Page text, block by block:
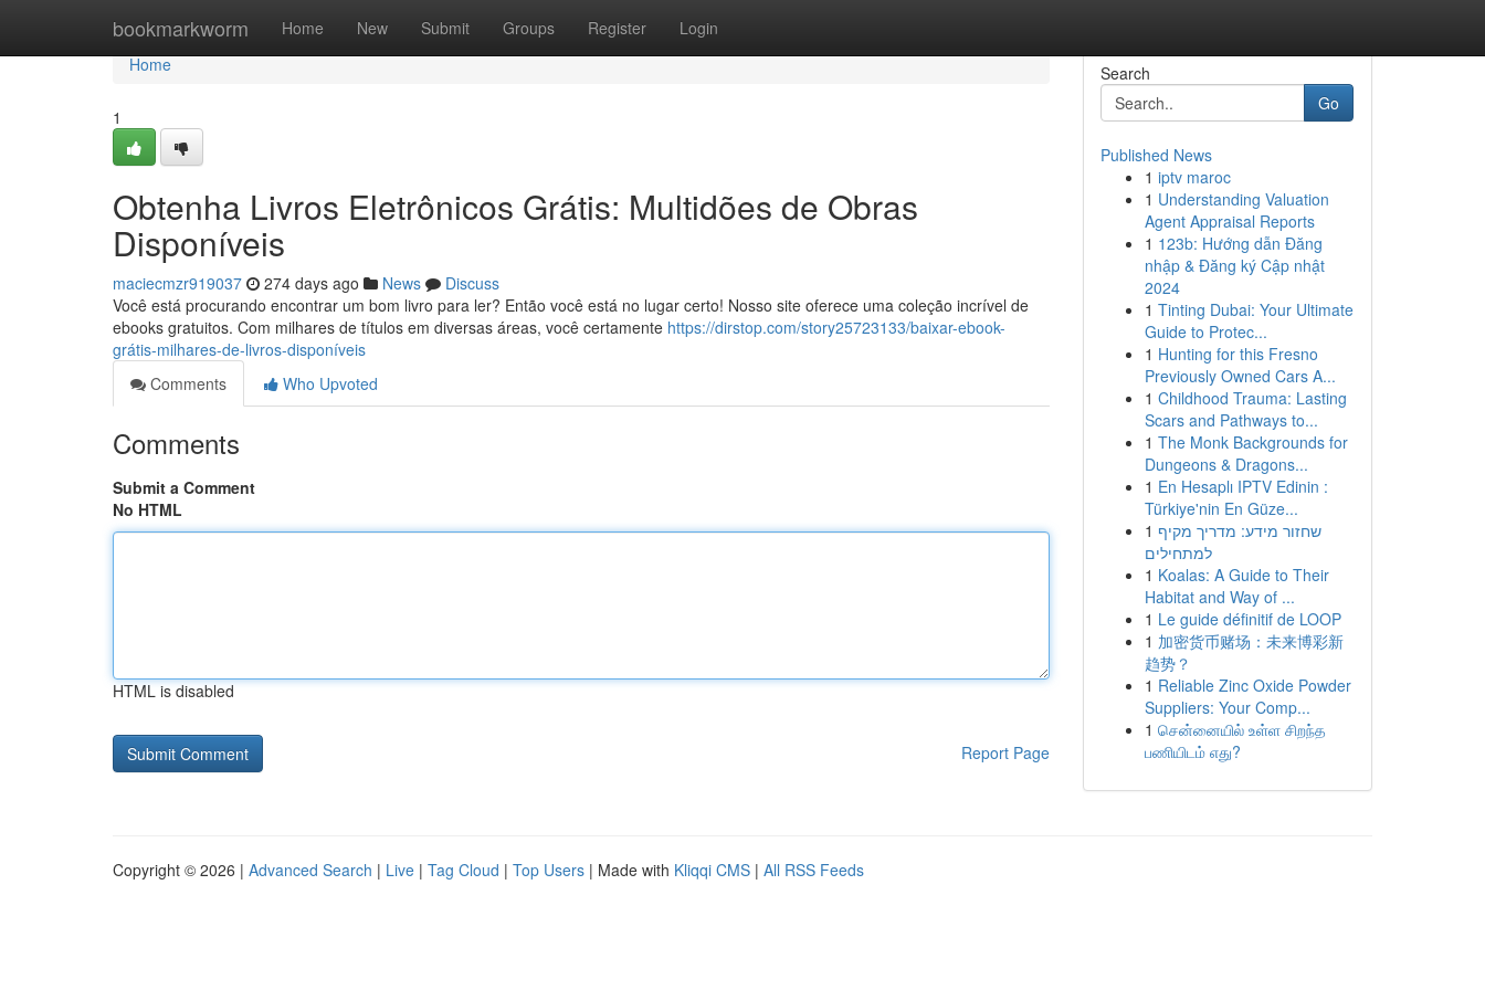
bookmarkworm Home New Submit Groups Register Login
Home
Home
1
Obtenha Livros Eletrônicos Grátis: Multidões de Obras
Disponíveis
maciecmzr919037 274 days ago News
Discuss
Você está procurando encontrar um bom livro para ler? Então você está no lugar certo! Nosso site oferece uma coleção incrível de
ebooks gratuitos. Com milhares de títulos em diversas áreas, você certamente https://dirstop.com/story25723133/baixar-ebook-
grátis-milhares-de-livros-disponíveis
Comments
Who Upvoted
Comments
Submit a Comment
No HTML
HTML is disabled
Report Page
Search
Go
Published News
1 iptv maroc
1 Understanding Valuation
Agent Appraisal Reports
1 123b: Hướng dẫn Đăng
nhập & Đăng ký Cập nhật
2024
1 Tinting Dubai: Your Ultimate
Guide to Protec...
1 Hunting for this Fresno
Previously Owned Cars A...
1 Childhood Trauma: Lasting
Scars and Pathways to...
1 The Monk Backgrounds for
Dungeons & Dragons...
1 En Hesaplı IPTV Edinin :
Türkiye'nin En Güze...
1 שחזור מידע: מדריך מקיף
למתחילים
1 Koalas: A Guide to Their
Habitat and Way of ...
1 Le guide définitif de LOOP
1 加密货币赌场：未来博彩新
趋势？
1 Reliable Zinc Oxide Powder
Suppliers: Your Comp...
1 சென்னையில் உள்ள சிறந்த
பணியிடம் எது?
Copyright © 2026 | Advanced Search | Live | Tag Cloud | Top Users | Made with Kliqqi CMS | All RSS Feeds